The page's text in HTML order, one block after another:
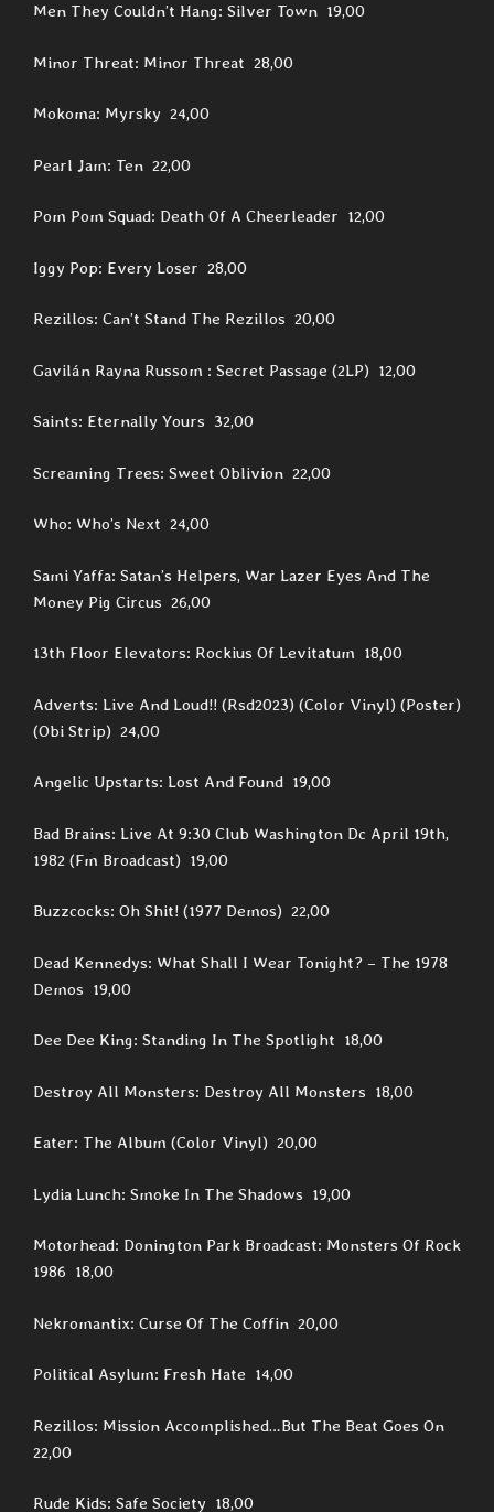
Men They Couldn’t Hang: Silver Town 19,00
Minor Threat: Minor Threat 28,00
Mokoma: Myrsky 24,00
Pearl Jam: Ten 22,00
Pom Pom Squad: Death Of A Cheerleader 12,00
Iggy Pop: Every Loser 28,00
Rezillos: Can’t Stand The Rezillos 20,00
Gavilán Rayna Russom : Secret Passage (2LP) 12,00
Saints: Eternally Yours 32,00
Screaming Trees: Sweet Oblivion 22,00
Who: Who’s Next 24,00
Sami Yaffa: Satan’s Helpers, War Lazer Eyes And The
Money Pig Circus 26,00
13th Floor Elevators: Rockius Of Levitatum 18,00
Adverts: Live And Loud!! (Rsd2023) (Color Vinyl) (Poster)
(Obi Strip) 24,00
Angelic Upstarts: Lost And Found 19,00
Bad Brains: Live At 9:30 Club Washington Dc April 19th,
1982 (Fm Broadcast) 19,00
Buzzcocks: Oh Shit! (1977 Demos) 22,00
Dead Kennedys: What Shall I Wear Tonight? – The 1978
Demos 19,00
Dee Dee King: Standing In The Spotlight 18,00
Destroy All Monsters: Destroy All Monsters 18,00
Eater: The Album (Color Vinyl) 20,00
Lydia Lunch: Smoke In The Shadows 19,00
Motorhead: Donington Park Broadcast: Monsters Of Rock
1986 18,00
Nekromantix: Curse Of The Coffin 20,00
Political Asylum: Fresh Hate 14,00
Rezillos: Mission Accomplished…But The Beat Goes On
22,00
Rude Kids: Safe Society 18,00